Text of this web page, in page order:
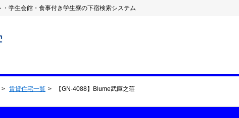
学生会館・食事付き学生寮の下宿検索システム
賃貸住宅一覧 【GN-4088】Blume武庫之荘